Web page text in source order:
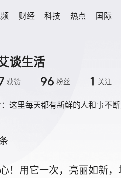
财经 科技 热点 国际
谈生活
获赞 96 粉丝 1 关注
这里每天都有新鲜的人和事不
！用它一次，亮丽如新，